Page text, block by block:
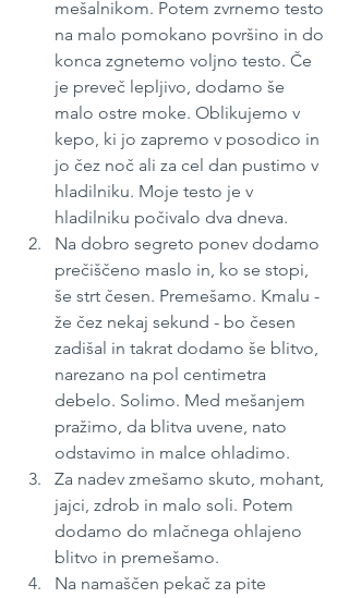
mešalnikom. Potem zvrnemo testo
na malo pomokano površino in do
konca zgnetemo voljno testo. Če
je preveč lepljivo, dodamo še
malo ostre moke. Oblikujemo v
kepo, ki jo zapremo v posodico in
jo čez noč ali za cel dan pustimo v
hladilniku. Moje testo je v
hladilniku počivalo dva dneva.
Na dobro segreto ponev dodamo
prečiščeno maslo in, ko se stopi,
še strt česen. Premešamo. Kmalu -
že čez nekaj sekund - bo česen
zadišal in takrat dodamo še blitvo,
narezano na pol centimetra
debelo. Solimo. Med mešanjem
pražimo, da blitva uvene, nato
odstavimo in malce ohladimo.
Za nadev zmešamo skuto, mohant,
jajci, zdrob in malo soli. Potem
dodamo do mlačnega ohlajeno
blitvo in premešamo.
Na namaščen pekač za pite